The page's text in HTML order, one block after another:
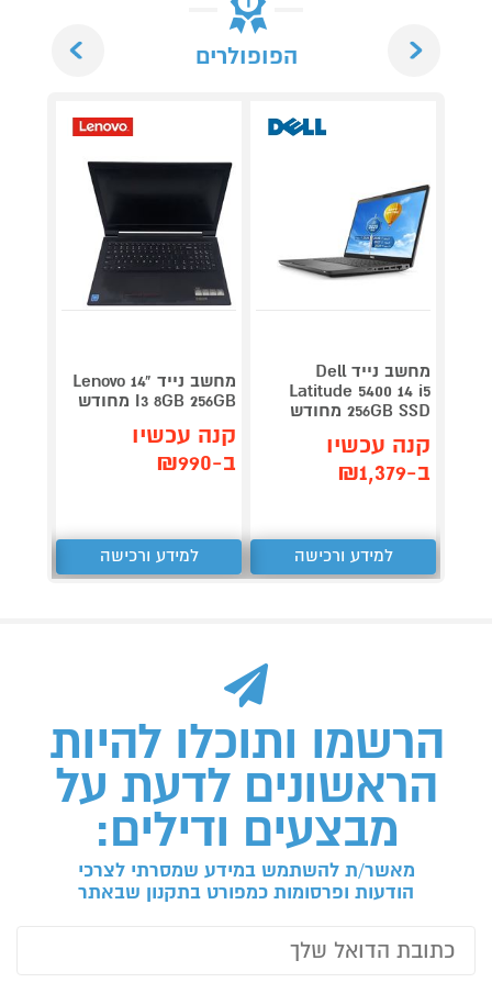
הפופולרים
מחשב נייד Dell
Latitude 5400 14 i5
256GB SSD מחודש
קנה עכשיו
ב-₪1,379
למידע ורכישה
מחשב נייד Lenovo 14"
I3 8GB 256GB מחודש
קנה עכשיו
ב-₪990
למידע ורכישה
הרשמו ותוכלו להיות
הראשונים לדעת על
מבצעים ודילים:
מאשר/ת להשתמש במידע שמסרתי לצרכי
הודעות ופרסומות כמפורט בתקנון שבאתר